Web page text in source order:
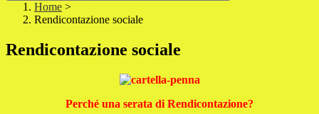
Home >
Rendicontazione sociale
Rendicontazione sociale
Perché una serata di Rendicontazione?